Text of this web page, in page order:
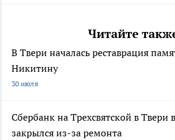
Читайте
В Твери началась реставрация
Никитину
30 июля
Сбербанк на Трехсвятской в Твери
закрылся из-за ремонта